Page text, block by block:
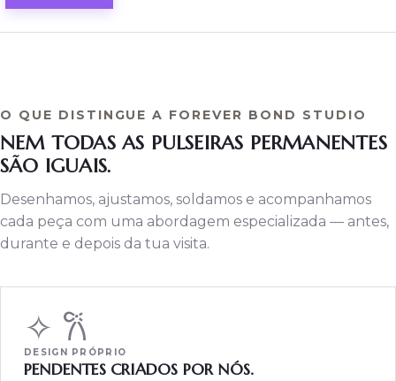
Hand
Chains
Forever
A
FOREVER
BOND
Contacto
Preços
O QUE DISTINGUE A FOREVER BOND STUDIO
NEM TODAS AS PULSEIRAS PERMANENTES
SÃO IGUAIS.
Desenhamos, ajustamos, soldamos e acompanhamos
cada peça com uma abordagem especializada — antes,
durante e depois da tua visita.
✧ 𐙚
DESIGN PRÓPRIO
PENDENTES CRIADOS POR NÓS.